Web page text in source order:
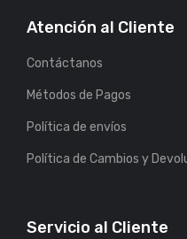
Atención al Cliente
Contáctanos
Métodos de Pagos
Política de envíos
Política de Cambios y
Servicio al Cliente